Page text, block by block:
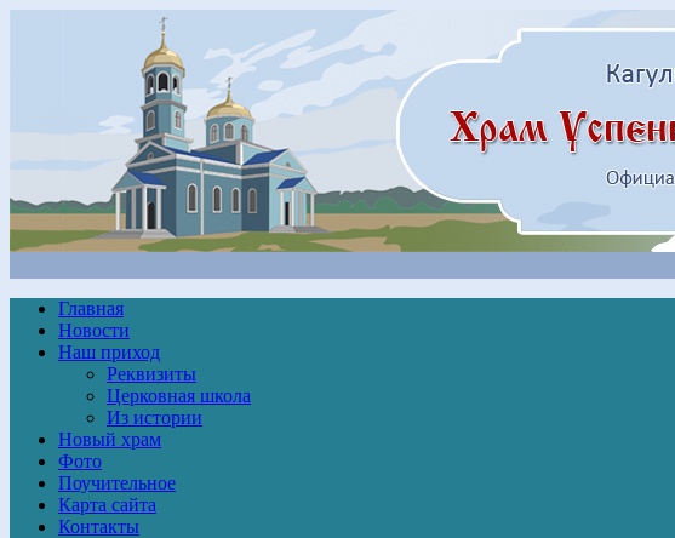
Главная
Новости
Наш приход
Реквизиты
Церковная школа
Из истории
Новый храм
Фото
Поучительное
Карта сайта
Контакты